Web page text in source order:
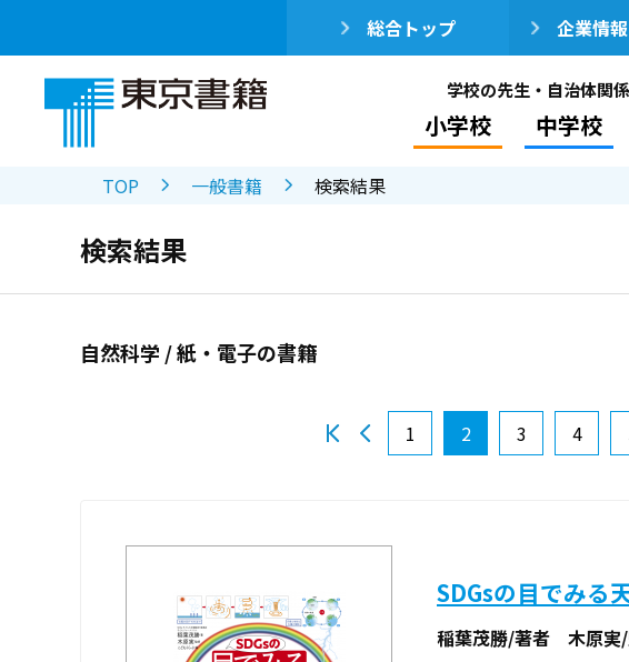
総合トップ 企業情
学校の先生・自治体関
小学校 中学校
TOP 一般書籍 検索結果
検索結果
自然科学 / 紙・電子の書籍
1 2 3 4
SDGsの目でみる
稲葉茂勝/著者 木原